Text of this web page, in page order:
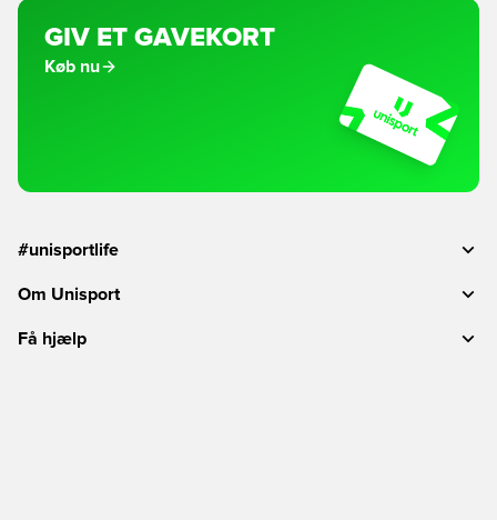
GIV ET GAVEKORT
Køb nu
#unisportlife
Om Unisport
Få hjælp